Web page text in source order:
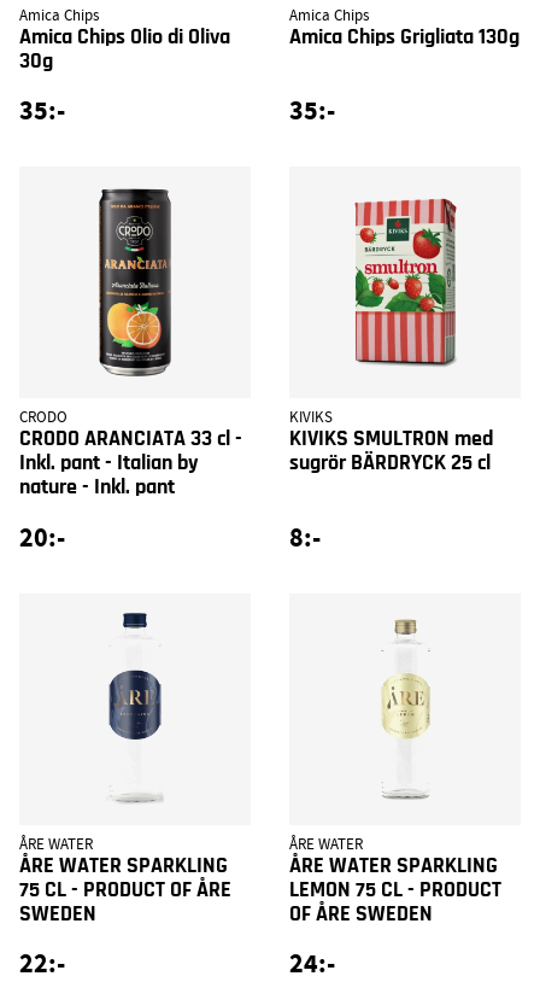
Amica Chips
Amica Chips Olio di Oliva
30g
35:-
Amica Chips
Amica Chips Grigliata 130g
35:-
CRODO
CRODO ARANCIATA 33 cl -
Inkl. pant - Italian by
nature - Inkl. pant
20:-
KIVIKS
KIVIKS SMULTRON med
sugrör BÄRDRYCK 25 cl
8:-
ÅRE WATER
ÅRE WATER SPARKLING
75 CL - PRODUCT OF ÅRE
SWEDEN
22:-
ÅRE WATER
ÅRE WATER SPARKLING
LEMON 75 CL - PRODUCT
OF ÅRE SWEDEN
24:-